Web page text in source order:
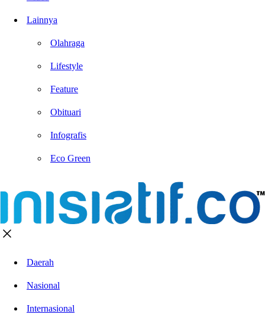
Lainnya
Olahraga
Lifestyle
Feature
Obituari
Infografis
Eco Green
Daerah
Nasional
Internasional